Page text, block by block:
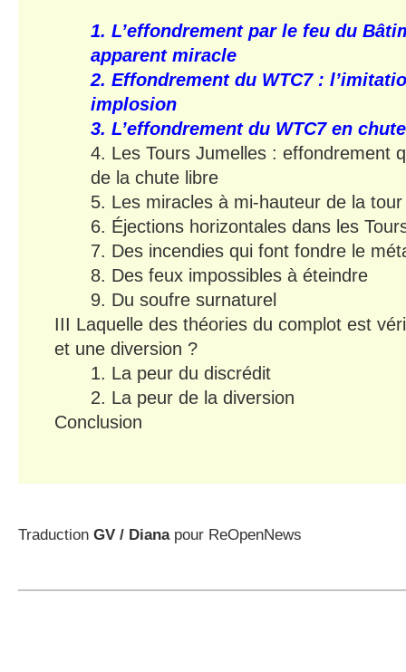
1. L’effondrement par le feu du
apparent miracle
2. Effondrement du WTC7 :
implosion
3. L’effondrement du WTC7 en
4. Les Tours Jumelles : effondrement
de la chute libre
5. Les miracles à mi-hauteur de la
6. Éjections horizontales dans les
7. Des incendies qui font fondre le
8. Des feux impossibles à éteindre
9. Du soufre surnaturel
III Laquelle des théories du complot est
et une diversion ?
1. La peur du discrédit
2. La peur de la diversion
Conclusion
Traduction GV / Dianapour ReOpenNews